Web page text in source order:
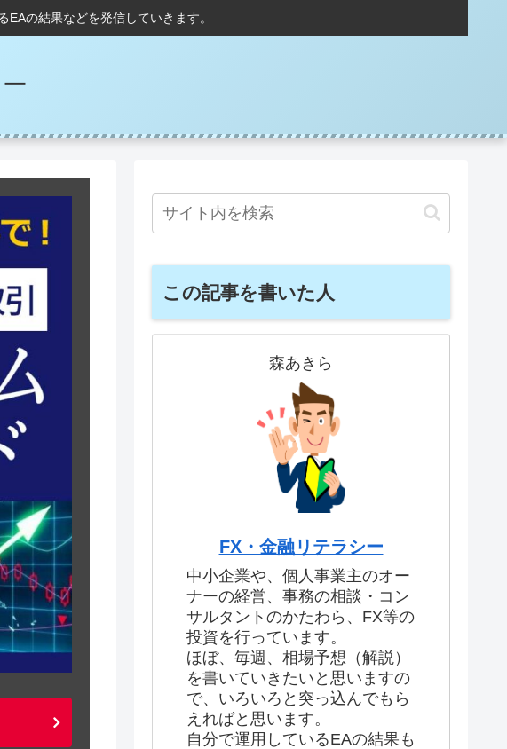
の結果などを発信していきます。
この記事を書いた人
森あきら
FX・金融リテラシー
中小企業や、個人事業主のオー
ナーの経営、事務の相談・コン
サルタントのかたわら、FX等の
投資を行っています。
ほぼ、毎週、相場予想（解説）
を書いていきたいと思いますの
で、いろいろと突っ込んでもら
えればと思います。
自分で運用しているEAの結果も